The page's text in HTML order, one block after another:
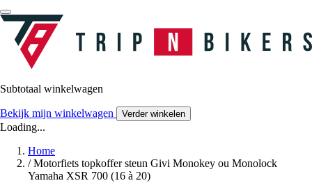
Subtotaal winkelwagen
Bekijk mijn winkelwagen Verder winkelen
Loading...
Home
/ Motorfiets topkoffer steun Givi Monokey ou Monolock
Yamaha XSR 700 (16 à 20)